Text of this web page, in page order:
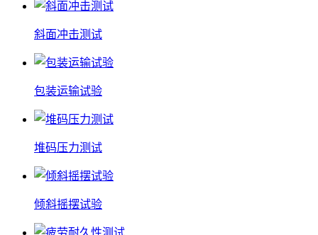
斜面冲击测试
包装运输试验
堆码压力测试
倾斜摇摆试验